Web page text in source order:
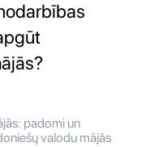
padomi un
valodu mājās